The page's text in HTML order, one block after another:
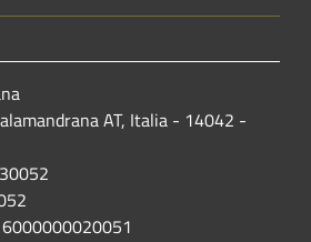
AT, Italia - 14042 -